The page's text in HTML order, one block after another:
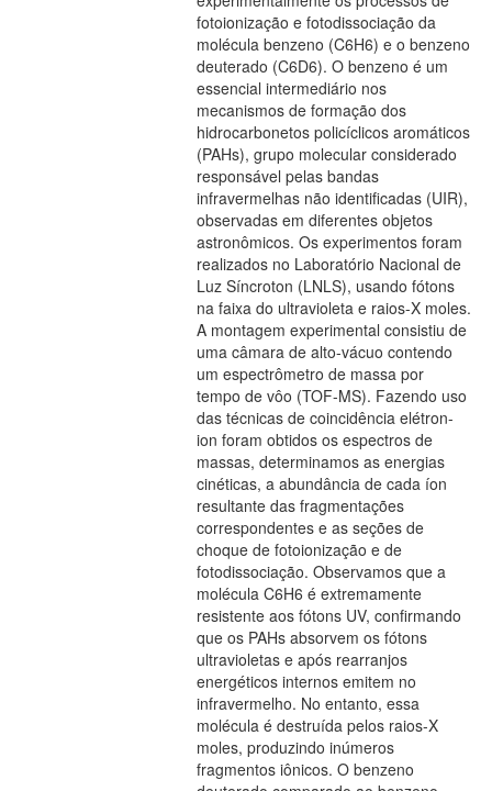
fotoionização e fotodissociação da
molécula benzeno (C6H6) e o benzeno
deuterado (C6D6). O benzeno é um
essencial intermediário nos
mecanismos de formação dos
hidrocarbonetos policíclicos aromáticos
(PAHs), grupo molecular considerado
responsável pelas bandas
infravermelhas não identificadas (UIR),
observadas em diferentes objetos
astronômicos. Os experimentos foram
realizados no Laboratório Nacional de
Luz Síncroton (LNLS), usando fótons
na faixa do ultravioleta e raios-X moles.
A montagem experimental consistiu de
uma câmara de alto-vácuo contendo
um espectrômetro de massa por
tempo de vôo (TOF-MS). Fazendo uso
das técnicas de coincidência elétron-
ion foram obtidos os espectros de
massas, determinamos as energias
cinéticas, a abundância de cada íon
resultante das fragmentações
correspondentes e as seções de
choque de fotoionização e de
fotodissociação. Observamos que a
molécula C6H6 é extremamente
resistente aos fótons UV, confirmando
que os PAHs absorvem os fótons
ultravioletas e após rearranjos
energéticos internos emitem no
infravermelho. No entanto, essa
molécula é destruída pelos raios-X
moles, produzindo inúmeros
fragmentos iônicos. O benzeno